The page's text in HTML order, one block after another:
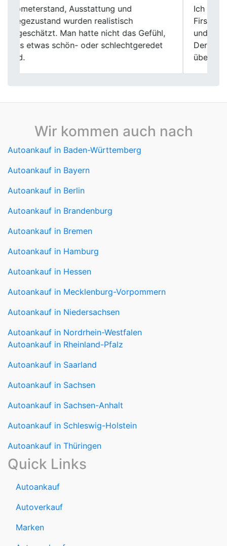
Ich bin echt zufrieden mit dem Service von
First Car Center in Hemer. Faire Bewertung
und die Mitarbeiter waren sehr freundlich.
Der Verkauf meines Autos ging problemlos
Previous Next
Wir kommen auch nach
Autoankauf in Baden-Württemberg
Autoankauf in Bayern
Autoankauf in Berlin
Autoankauf in Brandenburg
Autoankauf in Bremen
Autoankauf in Hamburg
Autoankauf in Hessen
Autoankauf in Mecklenburg-Vorpommern
Autoankauf in Niedersachsen
Autoankauf in Nordrhein-Westfalen
Autoankauf in Rheinland-Pfalz
Autoankauf in Saarland
Autoankauf in Sachsen
Autoankauf in Sachsen-Anhalt
Autoankauf in Schleswig-Holstein
Autoankauf in Thüringen
Quick Links
Autoankauf
Autoverkauf
Marken